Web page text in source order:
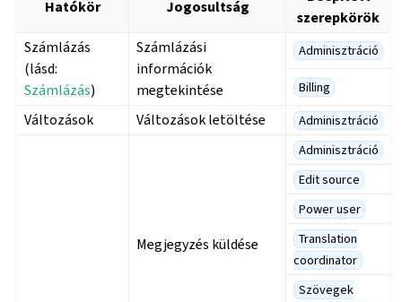
Hatókör Jogosultság
szerepkörök
Számlázás
(lásd:
Számlázás)
Számlázási
információk
megtekintése
Adminisztráció
Billing
Változások Változások letöltése Adminisztráció
Megjegyzés küldése
Adminisztráció
Edit source
Power user
Translation
coordinator
Szövegek